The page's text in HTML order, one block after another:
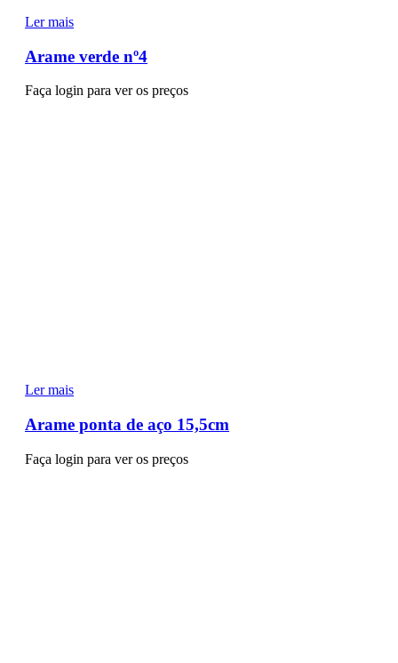
Ler mais
Arame verde nº4
Faça login para ver os preços
Ler mais
Arame ponta de aço 15,5cm
Faça login para ver os preços